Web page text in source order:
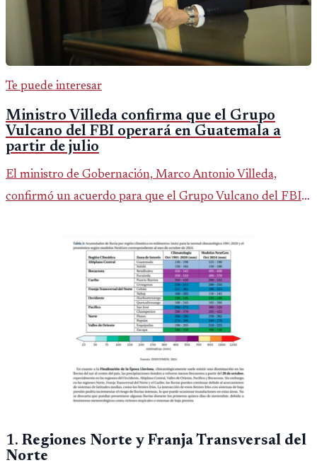
Te puede interesar
Ministro Villeda confirma que el Grupo
Vulcano del FBI operará en Guatemala a
partir de julio
El ministro de Gobernación, Marco Antonio Villeda,
confirmó un acuerdo para que el Grupo Vulcano del FBI
fallido con la administración anterior del Ministerio
1. Regiones Norte y Franja Transversal del
Norte